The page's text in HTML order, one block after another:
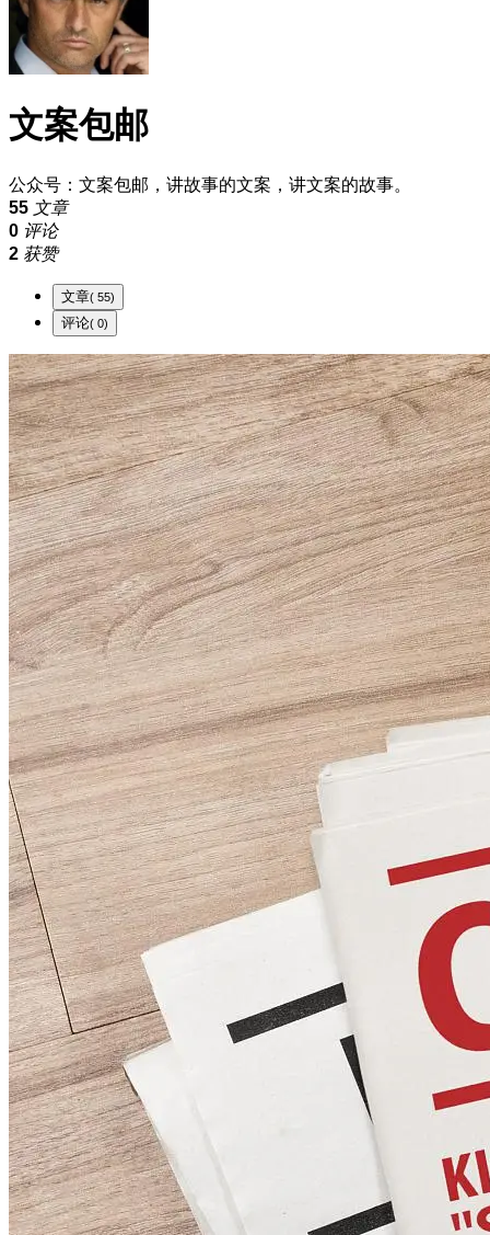
文案包邮
公众号：文案包邮，讲故事的文案，讲文案的故事。
55 文章
0 评论
2 获赞
文章 ( 55)
评论 ( 0)